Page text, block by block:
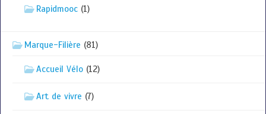
Rapidmooc (1)
Marque-Filière (81)
Accueil Vélo (12)
Art de vivre (7)